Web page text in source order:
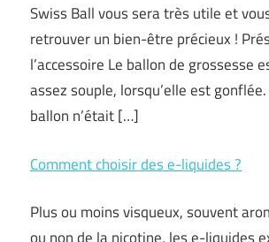
Swiss Ball vous sera très utile et
retrouver un bien-être précieux !
l’accessoire Le ballon de grossesse
assez souple, lorsqu’elle est
ballon n’était […]
Comment choisir des e-liquides ?
Plus ou moins visqueux, souvent